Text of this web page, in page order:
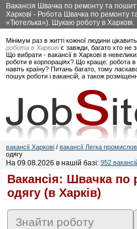
Вакансія Швачка по ремонту та
Харкові - Робота Швачка по ремонту
«Тютелька»). Шукаю роботу в Харкові.
Мінімум раз в житті кожної людини
робота в Харковіє завжди, багато хто не
Що вибрати - вакансії в Харкові в
роботи в корпораціях? Що краще: робота в
навіть країну? Питань багато, тому
пошук роботи і вакансій, а також
вакансії Харкові / вакансії Легка
одягу
На 09.08.2026 в нашій базі: 952
Вакансія: Швачка по
одягу (в Харків)
Знайти роботу